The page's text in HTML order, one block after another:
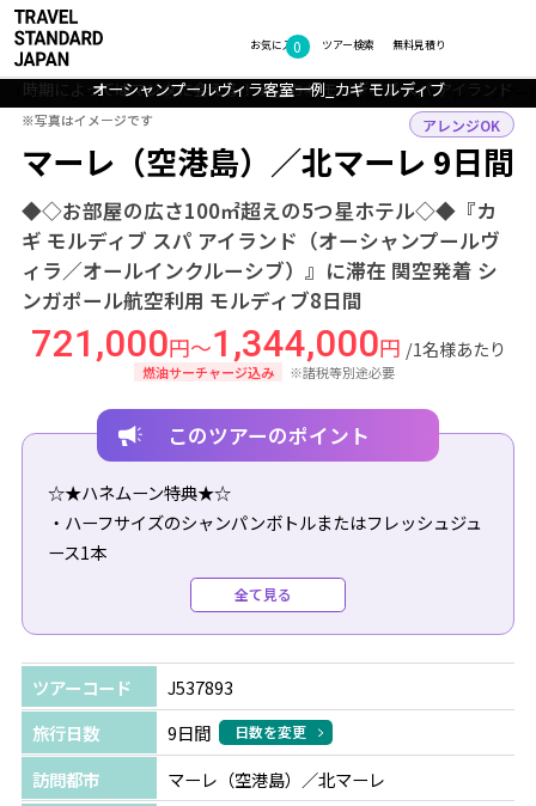
お気に入り
0 無料見積り
ツアー検索
TOP ビーチリゾート モルディブ マーレ（空港島）・北マーレ ツアー
マーレ（空港島）／北マーレ 9日間
◆◇お部屋の広さ100㎡超えの5つ星ホテル◇◆『カ
ギ モルディブ スパ アイランド（オーシャンプールヴ
ィラ／オールインクルーシブ）』に滞在 関空発着 シ
ンガポール航空利用 モルディブ8日間
アレンジOK
721,000円～1,344,000円 /1名様あたり
燃油サーチャージ込み ※諸税等別途必要
スパ_カギ モルディブ スパ アイランド
時期によってはマンタに会える！？__カギ モルディブ スパ アイランド
オーシャンプールヴィラ客室一例_カギ モルディブ
オーシャンプールヴィラ客室一例_カギ モルディブ
オーシャンプールヴィラ客室一例_カギ モルディブ
フォトギャラリー
※写真はイメージです
※写真はイメージです
このツアーのポイント
☆★ハネムーン特典★☆
・ハーフサイズのシャンパンボトルまたはフレッシュジュ
ース1本
・チョコレートケーキまたはフルーツバスケット1つ
【2026年11月以降のチェックイン】
・15分のアタマと肩のマッサージを追加！
※12ヶ月以内に入籍された方と滞在中に入籍日を迎えるシ
ルバー/ゴールド結婚記念日の方が対象となり、チェック
インの際に証明書の提示が必要です。
全て見る
ツアーコード
J537893
旅行日数
9日間 日数を変更
訪問都市
マーレ（空港島）／北マーレ